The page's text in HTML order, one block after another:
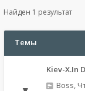
Найден 1 результат
Темы
Kiev-X.In
Boss,